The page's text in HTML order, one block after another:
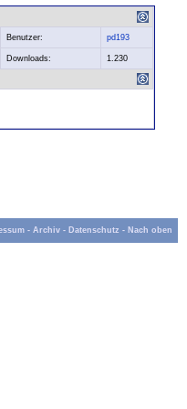
Benutzer: pd193
Downloads: 1.230
- Archiv - Datenschutz - Nach oben